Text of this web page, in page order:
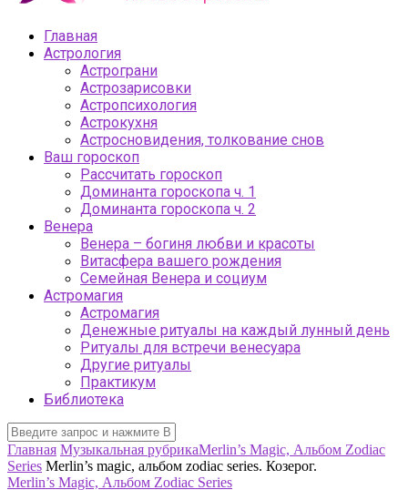
Главная
Астрология
Астрограни
Астрозарисовки
Астропсихология
Астрокухня
Астросновидения, толкование снов
Ваш гороскоп
Рассчитать гороскоп
Доминанта гороскопа ч. 1
Доминанта гороскопа ч. 2
Венера
Венера – богиня любви и красоты
Витасфера вашего рождения
Семейная Венера и социум
Астромагия
Астромагия
Денежные ритуалы на каждый лунный день
Ритуалы для встречи венесуара
Другие ритуалы
Практикум
Библиотека
Главная Музыкальная рубрикаMerlin’s Magic, Альбом Zodiac
Series Merlin’s magic, альбом zodiac series. Козерог.
Merlin’s Magic, Альбом Zodiac Series